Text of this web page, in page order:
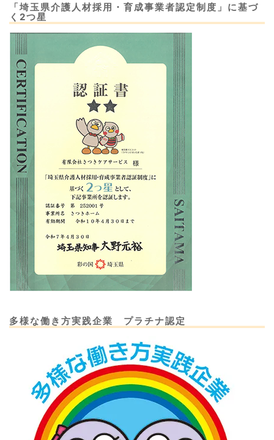
「埼玉県介護人材採用・育成事業者認定制度」に基づ
く2つ星
多様な働き方実践企業 プラチナ認定